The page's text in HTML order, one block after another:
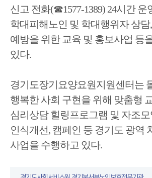
신고 전화(☎1577-1389) 24시간 운
학대피해노인 및 학대행위자 상담,
예방을 위한 교육 및 홍보사업 등
있다.
경기도장기요양요원지원센터는
행복한 사회 구현을 위해 맞춤형
심리상담 힐링프로그램 및 자조모
인식개선, 캠페인 등 경기도 광역
사업을 수행하고 있다.